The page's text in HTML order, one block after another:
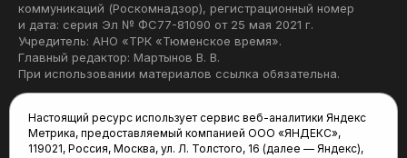
коммуникаций (Роскомнадзор), регистрационный номер
и дата: серия Эл № ФС77-81090 от 25 мая 2021 г.
Учредитель: АНО «ТРК «Тюменское время».
Главный редактор: Мартынов В. В.
При использовании материалов ссылка обязательна.
Редакция:
Настоящий ресурс использует сервис веб-аналитики Яндекс
Метрика, предоставляемый компанией ООО «ЯНДЕКС»,
119021, Россия, Москва, ул. Л. Толстого, 16 (далее — Яндекс),